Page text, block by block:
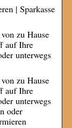
| Sparkasse
zu Hause
auf Ihre
unterwegs
zu Hause
auf Ihre
unterwegs
oder